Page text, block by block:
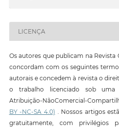
LICENÇA
Os autores que publicam na Revista
concordam com os seguintes
autorais e concedem à revista o
o trabalho licenciado sob uma
Atribuição-NãoComercial-
BY -NC-SA 4.0) . Nossos artigos
gratuitamente, com privilégios